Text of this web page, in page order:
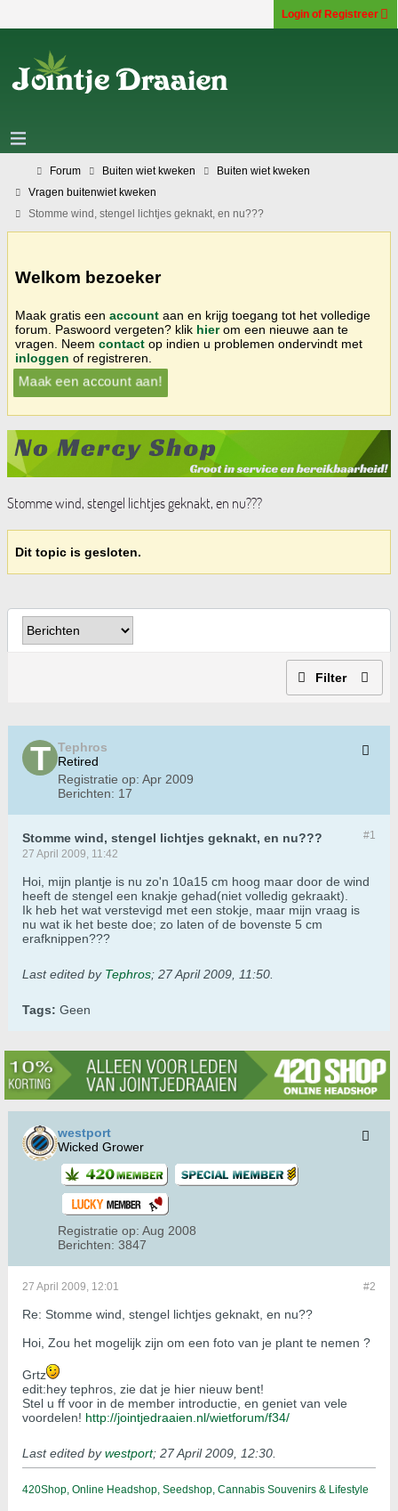
Login of Registreer
Forum Buiten wiet kweken
Buiten wiet kweken
Vragen buitenwiet kweken
Stomme wind, stengel lichtjes geknakt, en nu???
Welkom bezoeker
Maak gratis een account aan en krijg toegang tot het volledige
forum. Paswoord vergeten? klik hierom een nieuwe aan te
vragen. Neem contact op indien u problemen ondervindt met
inloggen of registreren.
Maak een account aan!
Stomme wind, stengel lichtjes geknakt, en nu???
Dit topic is gesloten.
Filter
Tephros
Retired
Registratie op: Apr 2009
Berichten: 17
#1
Stomme wind, stengel lichtjes geknakt, en nu???
27 April 2009, 11:42
Hoi, mijn plantje is nu zo'n 10a15 cm hoog maar door de wind
heeft de stengel een knakje gehad(niet volledig gekraakt).
Ik heb het wat verstevigd met een stokje, maar mijn vraag is
nu wat ik het beste doe; zo laten of de bovenste 5 cm
erafknippen???
Last edited by Tephros; 27 April 2009, 11:50
Tags: Geen
westport
Wicked Grower
Registratie op: Aug 2008
Berichten: 3847
#2
27 April 2009, 12:01
Re: Stomme wind, stengel lichtjes geknakt, en nu??
Hoi, Zou het mogelijk zijn om een foto van je plant te nemen ?
Grtz
edit:hey tephros, zie dat je hier nieuw bent!
Stel u ff voor in de member introductie, en geniet van vele
voordelen! http://jointjedraaien.nl/wietforum/f34/
Last edited bywestport; 27 April 2009, 12:30
420Shop, Online Headshop, Seedshop, Cannabis Souvenirs & Lifestyle